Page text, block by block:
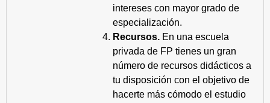
intereses con mayor grado de
especialización.
Recursos. En una escuela
privada de FP tienes un gran
número de recursos didácticos a
tu disposición con el objetivo de
hacerte más cómodo el estudio